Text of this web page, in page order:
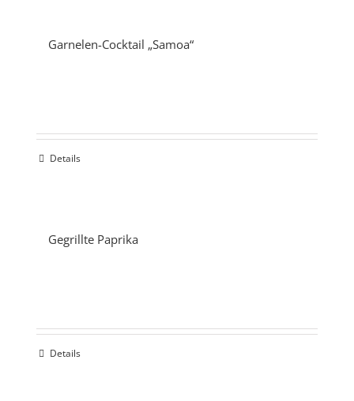
Garnelen-Cocktail „Samoa“
Details
Gegrillte Paprika
Details